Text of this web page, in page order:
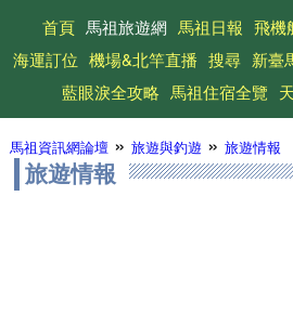
首頁 馬祖旅遊網 馬祖日報 飛機
海運訂位 機場&北竿直播 搜尋 新臺
藍眼淚全攻略 馬祖住宿全覽
馬祖資訊網論壇» 旅遊與釣遊» 旅遊情報
旅遊情報